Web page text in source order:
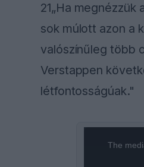
21„Ha
sok múlott azon a
valószínűleg több
Verstappen
létfontosságúak."
The